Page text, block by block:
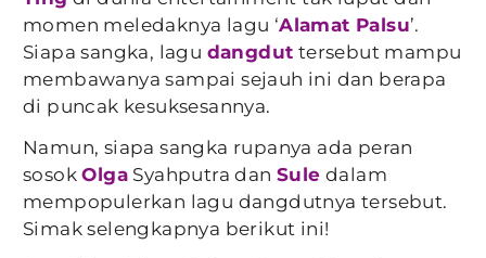
momen meledaknya lagu ‘Alamat Palsu’.
Siapa sangka, lagu dangdut tersebut mampu
membawanya sampai sejauh ini dan berapa
di puncak kesuksesannya.
Namun, siapa sangka rupanya ada peran
sosokOlga Syahputra danSule dalam
mempopulerkan lagu dangdutnya tersebut.
Simak selengkapnya berikut ini!